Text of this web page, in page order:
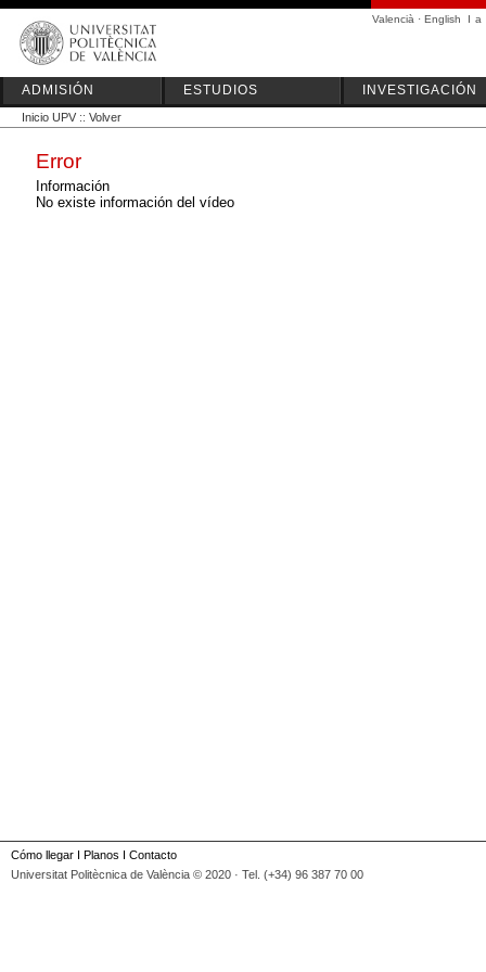
Valencià · English I a
ADMISIÓN ESTUDIOS INVESTIGACIÓN
Inicio UPV :: Volver
Error
Información
No existe información del vídeo
Cómo llegar I Planos I Contacto
Universitat Politècnica de València © 2020 · Tel. (+34) 96 387 70 00